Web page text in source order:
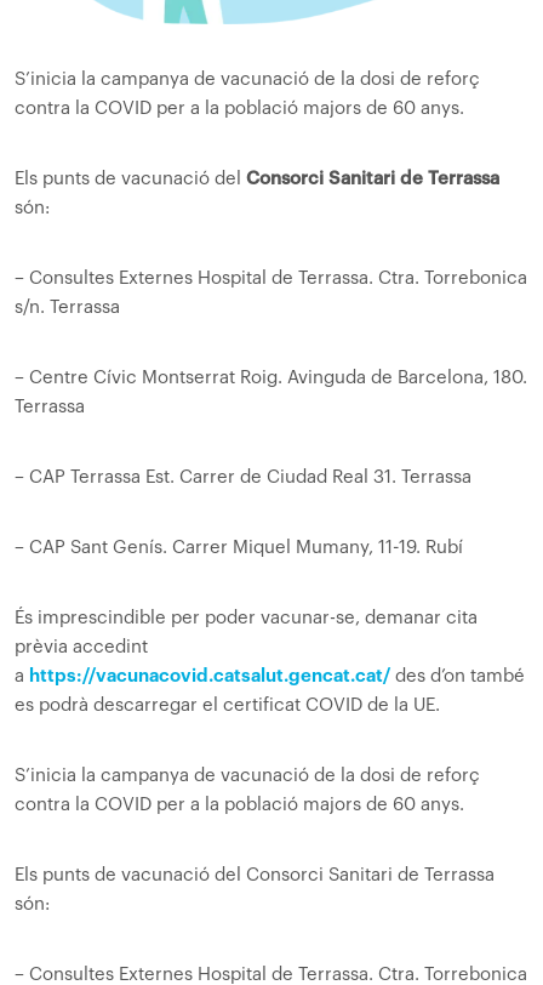
S’inicia la campanya de vacunació de la dosi de reforç
contra la COVID per a la població majors de 60 anys.
Els punts de vacunació del Consorci Sanitari de Terrassa
són:
– Consultes Externes Hospital de Terrassa. Ctra. Torrebonica
s/n. Terrassa
– Centre Cívic Montserrat Roig. Avinguda de Barcelona, 180.
Terrassa
– CAP Terrassa Est. Carrer de Ciudad Real 31. Terrassa
– CAP Sant Genís. Carrer Miquel Mumany, 11-19. Rubí
És imprescindible per poder vacunar-se, demanar cita
prèvia accedint
a https://vacunacovid.catsalut.gencat.cat/ des d’on també
es podrà descarregar el certificat COVID de la UE.
S’inicia la campanya de vacunació de la dosi de reforç
contra la COVID per a la població majors de 60 anys.
Els punts de vacunació del Consorci Sanitari de Terrassa
són:
– Consultes Externes Hospital de Terrassa. Ctra. Torrebonica